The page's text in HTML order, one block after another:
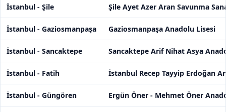
İstanbul - Şile Şile Ayet Azer Aran Savunma
İstanbul - Gaziosmanpaşa Gaziosmanpaşa Anadolu Lisesi
İstanbul - Sancaktepe Sancaktepe Arif Nihat Asya
İstanbul - Fatih İstanbul Recep Tayyip Erdoğan
İstanbul - Güngören Ergün Öner - Mehmet Öner